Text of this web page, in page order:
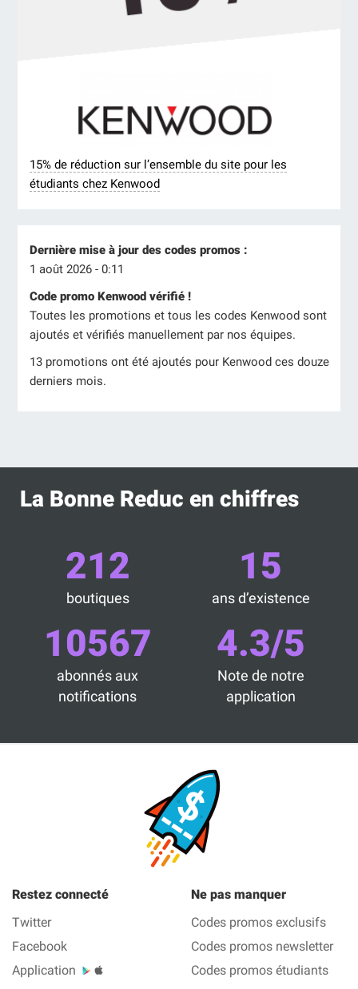
15% de réduction sur l’ensemble du site pour les
étudiants chez Kenwood
Dernière mise à jour des codes promos :
1 août 2026 - 0:11
Code promo Kenwood vérifié !
Toutes les promotions et tous les codes Kenwood sont
ajoutés et vérifiés manuellement par nos équipes.
13 promotions ont été ajoutés pour Kenwood ces douze
derniers mois.
La Bonne Reduc en chiffres
212
boutiques
15
ans d’existence
10567
abonnés aux
notifications
4.3/5
Note de notre
application
Restez connecté
Twitter
Facebook
Application
Ne pas manquer
Codes promos exclusifs
Codes promos newsletter
Codes promos étudiants